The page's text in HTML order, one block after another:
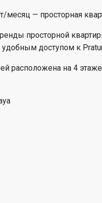
месяц — просторная
просторной
удобным доступом к
расположена на 4